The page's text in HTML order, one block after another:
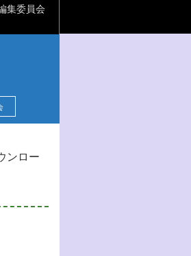
集委員会
ンロー